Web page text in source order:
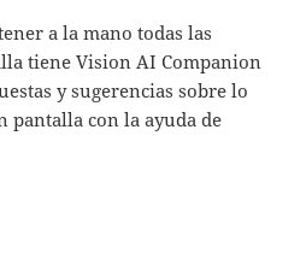
a la mano todas las
tiene Vision AI Companion
y sugerencias sobre lo
pantalla con la ayuda de